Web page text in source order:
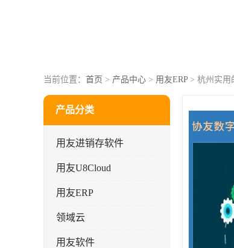
当前位置： 首页 > 产品中心 > 用友ERP > 杭州实用
产品分类
用友进销存软件
用友U8Cloud
用友ERP
领域云
用友软件